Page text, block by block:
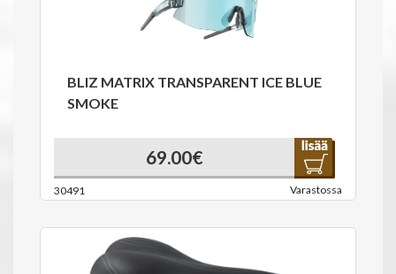
BLIZ MATRIX TRANSPARENT ICE BLUE
SMOKE
69.00€
30491 Varastossa